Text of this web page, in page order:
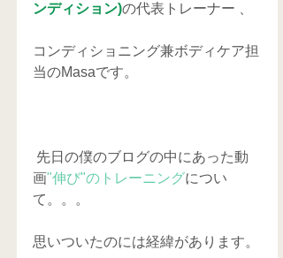
ンディション)の代表トレーナー 、
コンディショニング兼ボディケア担
当のMasaです。
画"伸び"のトレーニングについ
て。。。
思いついたのには経緯があります。